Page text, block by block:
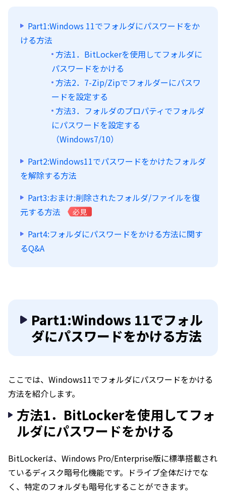
Part1:Windows 11でフォルダにパスワードをか
ける方法
方法1．BitLockerを使用してフォルダに
パスワードをかける
方法2．7-Zip/Zipでフォルダーにパスワ
ードを設定する
方法3．フォルダのプロパティでフォルダ
にパスワードを設定する
（Windows7/10）
Part2:Windows11でパスワードをかけたフォルダ
を解除する方法
Part3:おまけ:削除されたフォルダ/ファイルを復
元する方法
必見
Part4:フォルダにパスワードをかける方法に関す
るQ&A
Part1:Windows 11でフォル
ダにパスワードをかける方法
ここでは、Windows11でフォルダにパスワードをかける
方法を紹介します。
方法1．BitLockerを使用してフォ
ルダにパスワードをかける
BitLockerは、Windows Pro/Enterprise版に標準搭載され
ているディスク暗号化機能です。ドライブ全体だけでな
く、特定のフォルダも暗号化することができます。